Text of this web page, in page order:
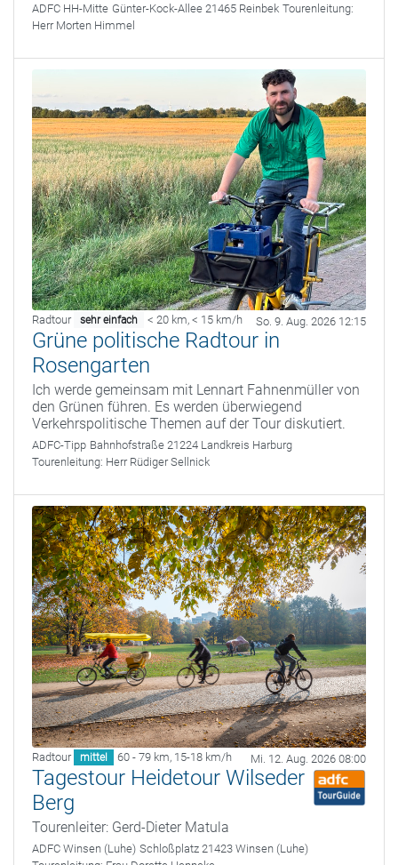
ADFC HH-Mitte Günter-Kock-Allee 21465 Reinbek Tourenleitung:
Herr Morten Himmel
Radtour sehr einfach < 20 km, < 15 km/h So. 9. Aug. 2026 12:15
Grüne politische Radtour in
Rosengarten
Ich werde gemeinsam mit Lennart Fahnenmüller von
den Grünen führen. Es werden überwiegend
Verkehrspolitische Themen auf der Tour diskutiert.
ADFC-Tipp Bahnhofstraße 21224 Landkreis Harburg
Tourenleitung: Herr Rüdiger Sellnick
Radtour mittel 60 - 79 km, 15-18 km/h Mi. 12. Aug. 2026 08:00
Tagestour Heidetour Wilseder
Berg
Tourenleiter: Gerd-Dieter Matula
ADFC Winsen (Luhe) Schloßplatz 21423 Winsen (Luhe)